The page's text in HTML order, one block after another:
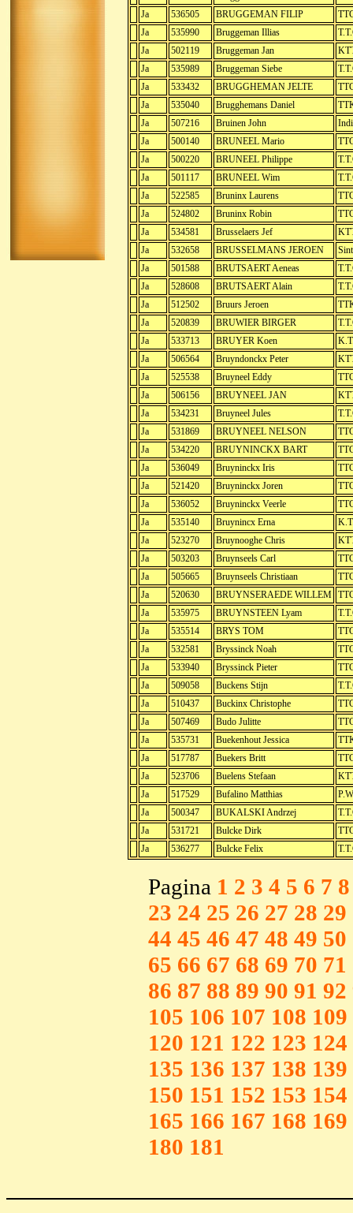
Ja
536505 BRUGGEMAN FILIP
Ja
535990 Bruggeman Illias
Ja
502119 Bruggeman Jan
Ja
535989 Bruggeman Siebe
Ja
533432 BRUGGHEMAN JELTE
Ja
535040 Brugghemans Daniel
Ja
507216 Bruinen John
Ja
500140 BRUNEEL Mario
Ja
500220 BRUNEEL Philippe
Ja
501117 BRUNEEL Wim
Ja
522585 Bruninx Laurens
Ja
524802 Bruninx Robin
Ja
534581 Brusselaers Jef
Ja
532658 BRUSSELMANS JEROEN
Ja
501588 BRUTSAERT Aeneas
Ja
528608 BRUTSAERT Alain
Ja
512502 Bruurs Jeroen
Ja
520839 BRUWIER BIRGER
Ja
533713 BRUYER Koen
Ja
506564 Bruyndonckx Peter
Ja
525538 Bruyneel Eddy
Ja
506156 BRUYNEEL JAN
Ja
534231 Bruyneel Jules
Ja
531869 BRUYNEEL NELSON
Ja
534220 BRUYNINCKX BART
Ja
536049 Bruyninckx Iris
Ja
521420 Bruyninckx Joren
Ja
536052 Bruyninckx Veerle
Ja
535140 Bruynincx Erna
Ja
523270 Bruynooghe Chris
Ja
503203 Bruynseels Carl
Ja
505665 Bruynseels Christiaan
Ja
520630 BRUYNSERAEDE WILLEM
Ja
535975 BRUYNSTEEN Lyam
Ja
535514 BRYS TOM
Ja
532581 Bryssinck Noah
Ja
533940 Bryssinck Pieter
Ja
509058 Buckens Stijn
Ja
510437 Buckinx Christophe
Ja
507469 Budo Julitte
Ja
535731 Buekenhout Jessica
Ja
517787 Buekers Britt
Ja
523706 Buelens Stefaan
Ja
517529 Bufalino Matthias
Ja
500347 BUKALSKI Andrzej
Ja
531721 Bulcke Dirk
Ja
536277 Bulcke Felix
Pagina 1 2 3 4 5 6 7 8
23 24 25 26 27 28 29
44 45 46 47 48 49 50
65 66 67 68 69 70 71
86 87 88 89 90 91 92
105 106 107 108 109
120 121 122 123 124
135 136 137 138 139
150 151 152 153 154
165 166 167 168 169
180 181